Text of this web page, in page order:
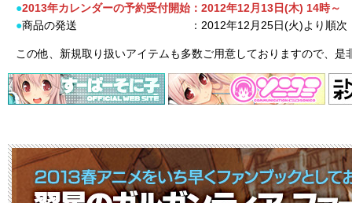
2013年カレンダーの予約受付開始：2012年12月13日(木) 14時～
商品の発送 ：2012年12月25日(火)より順次
この他、新規取り扱いアイテムも多数ご用意しておりますので、是